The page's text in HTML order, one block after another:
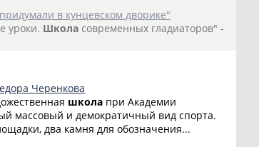
в кунцевском дворике"
уроки. Школа современных гладиаторов" -
Черенкова
школа при Академии
массовый и демократичный вид спорта.
два камня для обозначения...